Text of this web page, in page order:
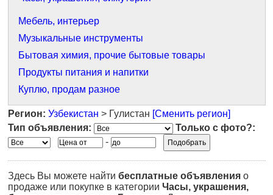
Мебель, интерьер
Музыкальные инструменты
Бытовая химия, прочие бытовые товары
Продукты питания и напитки
Куплю, продам разное
Регион: Узбекистан > Гулистан [Сменить регион]
Тип объявления:
Только с фото?:
-
Здесь Вы можете найти бесплатные объявления о
продаже или покупке в категории Часы, украшения,